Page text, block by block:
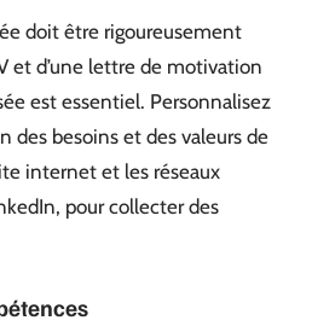
doit être rigoureusement
et d’une lettre de motivation
est essentiel. Personnalisez
des besoins et des valeurs de
internet et les réseaux
pour collecter des